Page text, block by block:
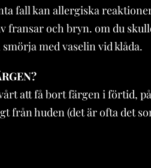
fall kan allergiska
fransar och bryn. om du
med vaselin vid klåda.
att få bort färgen i förtid,
från huden (det är ofta det